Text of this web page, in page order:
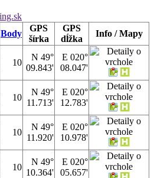
Body
GPS
šírka
GPS
dĺžka
Info / Mapy
10
N 49°
09.843'
E 020°
08.047'
10
N 49°
11.713'
E 020°
12.783'
10
N 49°
11.920'
E 020°
10.978'
10
N 49°
10.364'
E 020°
05.657'